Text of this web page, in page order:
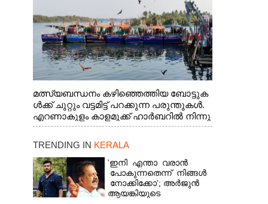
മത്സ്യബന്ധനം കഴിഞ്ഞെത്തിയ ബോട്ടുക
ൾക്ക് ചുറ്റും വട്ടമിട്ട് പറക്കുന്ന പരുന്തുകൾ.
എറണാകുളം കാളമുക്ക് ഹാർബറിൽ നിന്നു
ള്ള കാഴ്ച
TRENDING IN KERALA
'ഇനി എന്താ വരാൻ
പോകുന്നതെന്ന് നിങ്ങൾ
നോക്കിക്കോ'; അർജുൻ
ആയങ്കിയുടെ